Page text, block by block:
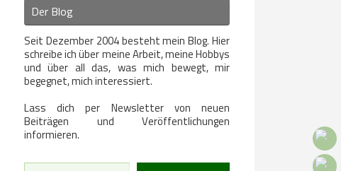
Der Blog
Seit Dezember 2004 besteht mein Blog. Hier
schreibe ich über meine Arbeit, meine Hobbys
und über all das, was mich bewegt, mir
begegnet, mich interessiert.
Lass dich per Newsletter von neuen
Beiträgen und Veröffentlichungen
informieren.
Type your email…